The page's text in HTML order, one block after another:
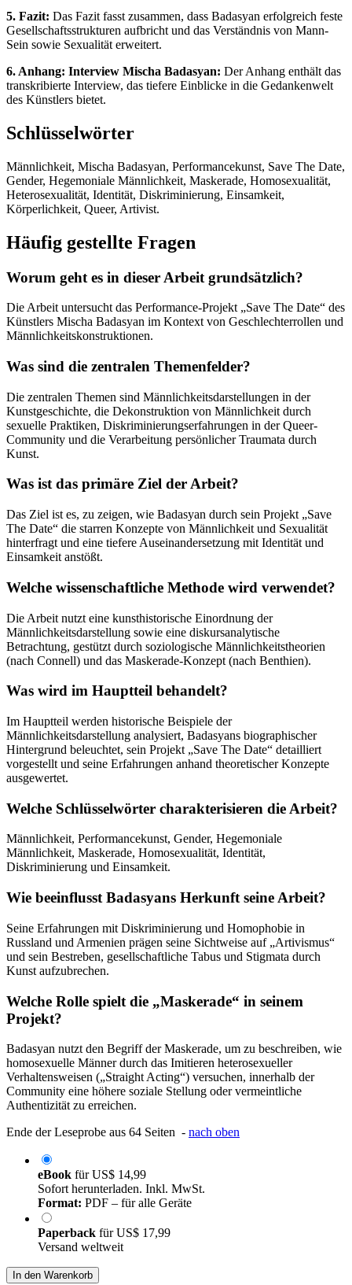
5. Fazit: Das Fazit fasst zusammen, dass Badasyan erfolgreich feste
Gesellschaftsstrukturen aufbricht und das Verständnis von Mann-
Sein sowie Sexualität erweitert.
6. Anhang: Interview Mischa Badasyan: Der Anhang enthält das
transkribierte Interview, das tiefere Einblicke in die Gedankenwelt
des Künstlers bietet.
Schlüsselwörter
Männlichkeit, Mischa Badasyan, Performancekunst, Save The Date,
Gender, Hegemoniale Männlichkeit, Maskerade, Homosexualität,
Heterosexualität, Identität, Diskriminierung, Einsamkeit,
Körperlichkeit, Queer, Artivist.
Häufig gestellte Fragen
Worum geht es in dieser Arbeit grundsätzlich?
Die Arbeit untersucht das Performance-Projekt „Save The Date“ des
Künstlers Mischa Badasyan im Kontext von Geschlechterrollen und
Männlichkeitskonstruktionen.
Was sind die zentralen Themenfelder?
Die zentralen Themen sind Männlichkeitsdarstellungen in der
Kunstgeschichte, die Dekonstruktion von Männlichkeit durch
sexuelle Praktiken, Diskriminierungserfahrungen in der Queer-
Community und die Verarbeitung persönlicher Traumata durch
Kunst.
Was ist das primäre Ziel der Arbeit?
Das Ziel ist es, zu zeigen, wie Badasyan durch sein Projekt „Save
The Date“ die starren Konzepte von Männlichkeit und Sexualität
hinterfragt und eine tiefere Auseinandersetzung mit Identität und
Einsamkeit anstößt.
Welche wissenschaftliche Methode wird verwendet?
Die Arbeit nutzt eine kunsthistorische Einordnung der
Männlichkeitsdarstellung sowie eine diskursanalytische
Betrachtung, gestützt durch soziologische Männlichkeitstheorien
(nach Connell) und das Maskerade-Konzept (nach Benthien).
Was wird im Hauptteil behandelt?
Im Hauptteil werden historische Beispiele der
Männlichkeitsdarstellung analysiert, Badasyans biographischer
Hintergrund beleuchtet, sein Projekt „Save The Date“ detailliert
vorgestellt und seine Erfahrungen anhand theoretischer Konzepte
ausgewertet.
Welche Schlüsselwörter charakterisieren die Arbeit?
Männlichkeit, Performancekunst, Gender, Hegemoniale
Männlichkeit, Maskerade, Homosexualität, Identität,
Diskriminierung und Einsamkeit.
Wie beeinflusst Badasyans Herkunft seine Arbeit?
Seine Erfahrungen mit Diskriminierung und Homophobie in
Russland und Armenien prägen seine Sichtweise auf „Artivismus“
und sein Bestreben, gesellschaftliche Tabus und Stigmata durch
Kunst aufzubrechen.
Welche Rolle spielt die „Maskerade“ in seinem
Projekt?
Badasyan nutzt den Begriff der Maskerade, um zu beschreiben, wie
homosexuelle Männer durch das Imitieren heterosexueller
Verhaltensweisen („Straight Acting“) versuchen, innerhalb der
Community eine höhere soziale Stellung oder vermeintliche
Authentizität zu erreichen.
Ende der Leseprobe aus 64 Seiten - nach oben
eBook fürUS$ 14,99
Sofort herunterladen. Inkl. MwSt.
Format: PDF – für alle Geräte
Paperback fürUS$ 17,99
Versand weltweit
In den Warenkorb